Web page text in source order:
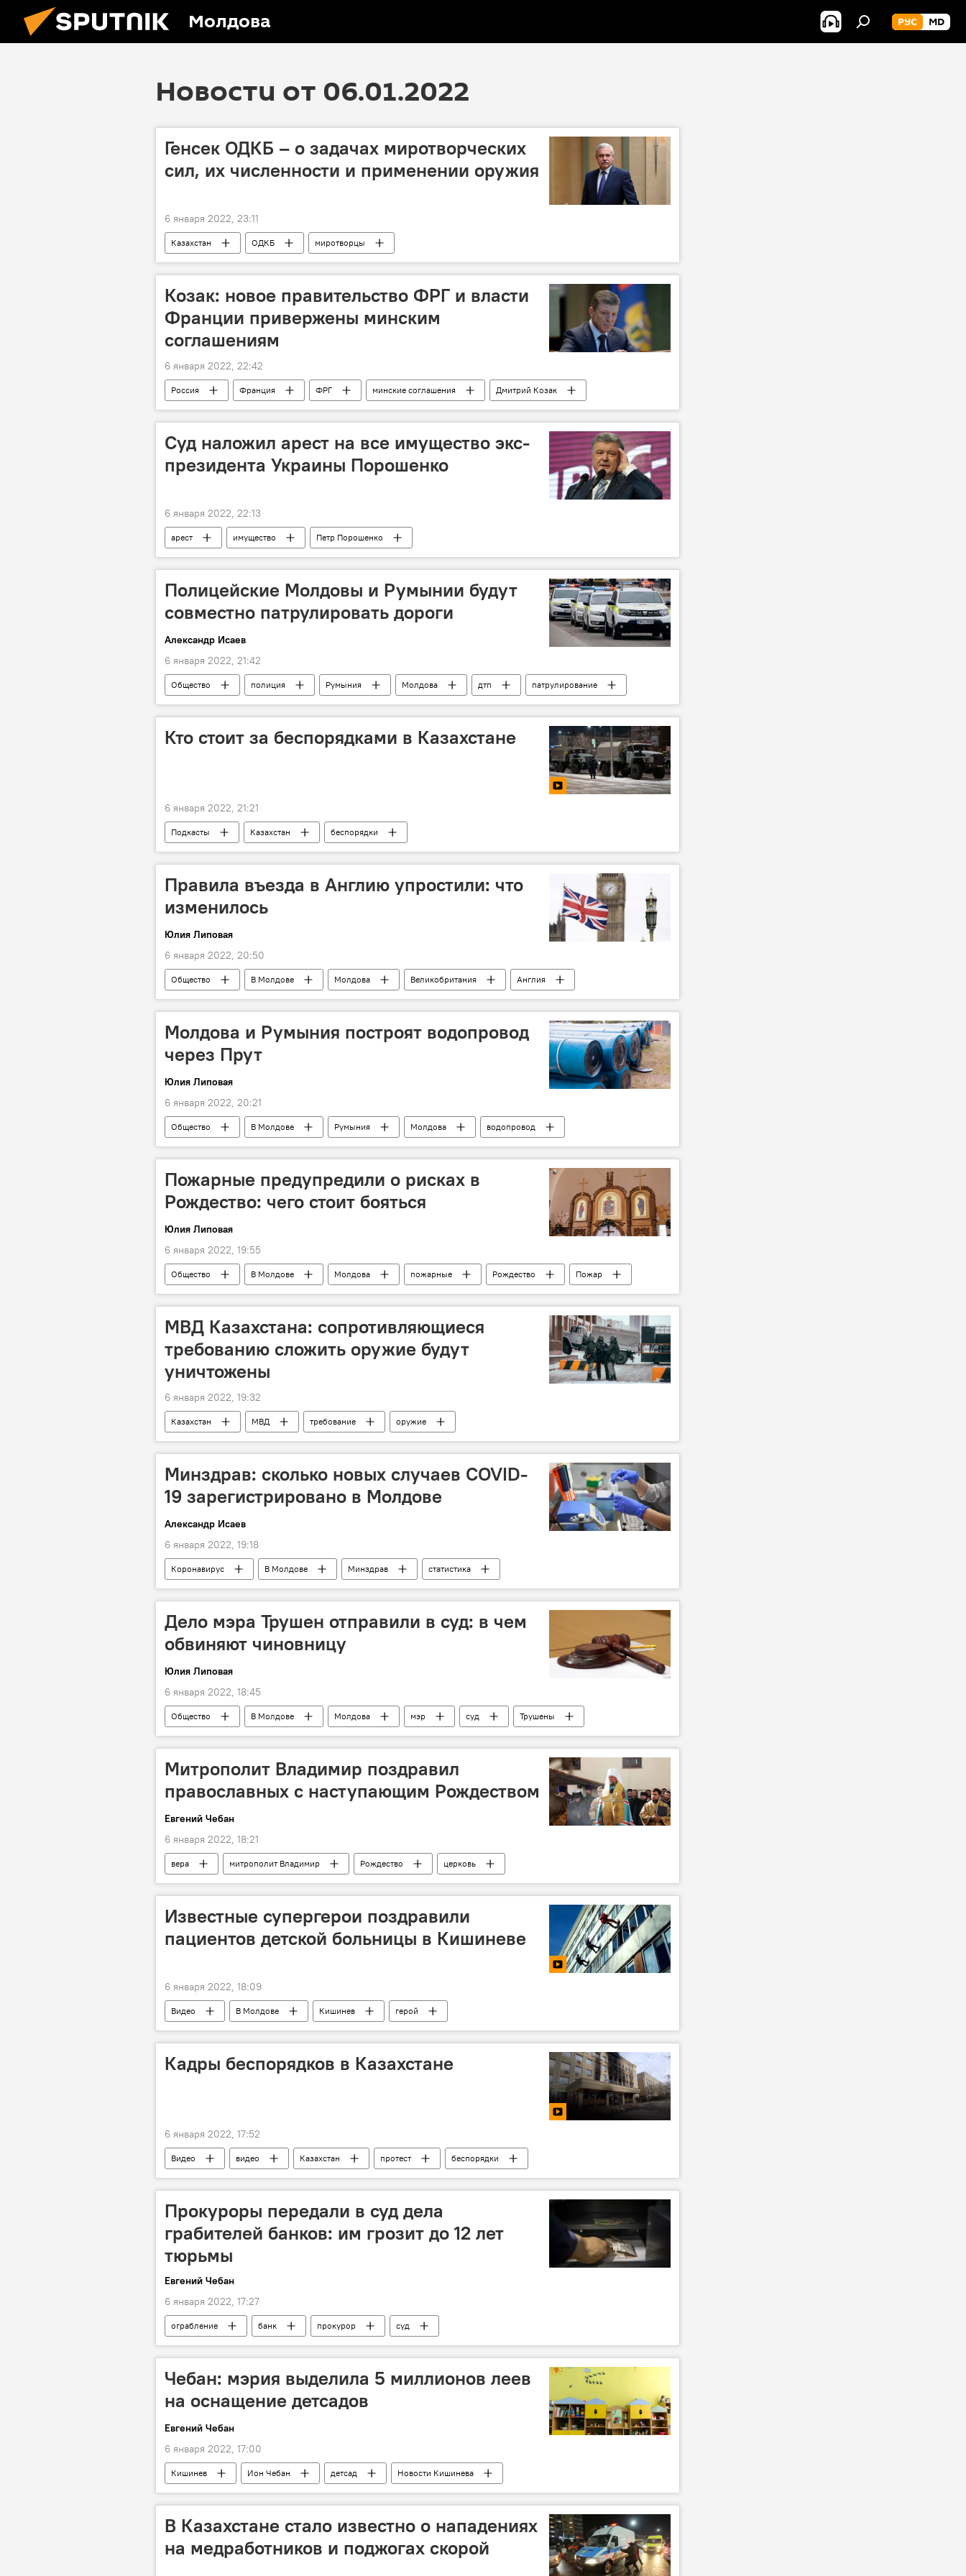
Молдова РУС MD
Новости от 06.01.2022
Генсек ОДКБ – о задачах миротворческих
сил, их численности и применении оружия
6 января 2022, 23:11
Казахстан ОДКБ миротворцы
Козак: новое правительство ФРГ и власти
Франции привержены минским
соглашениям
6 января 2022, 22:42
Россия Франция ФРГ минские соглашения Дмитрий Козак
Суд наложил арест на все имущество экс-
президента Украины Порошенко
6 января 2022, 22:13
арест имущество Петр Порошенко
Полицейские Молдовы и Румынии будут
совместно патрулировать дороги
Александр Исаев
6 января 2022, 21:42
Общество полиция Румыния Молдова дтп патрулирование
Кто стоит за беспорядками в Казахстане
6 января 2022, 21:21
Подкасты Казахстан беспорядки
Правила въезда в Англию упростили: что
изменилось
Юлия Липовая
6 января 2022, 20:50
Общество В Молдове Молдова Великобритания Англия
Молдова и Румыния построят водопровод
через Прут
Юлия Липовая
6 января 2022, 20:21
Общество В Молдове Румыния Молдова водопровод
Пожарные предупредили о рисках в
Рождество: чего стоит бояться
Юлия Липовая
6 января 2022, 19:55
Общество В Молдове Молдова пожарные Рождество Пожар
МВД Казахстана: сопротивляющиеся
требованию сложить оружие будут
уничтожены
6 января 2022, 19:32
Казахстан МВД требование оружие
Минздрав: сколько новых случаев COVID-
19 зарегистрировано в Молдове
Александр Исаев
6 января 2022, 19:18
Коронавирус В Молдове Минздрав статистика
Дело мэра Трушен отправили в суд: в чем
обвиняют чиновницу
Юлия Липовая
6 января 2022, 18:45
Общество В Молдове Молдова мэр суд Трушены
Митрополит Владимир поздравил
православных с наступающим Рождеством
Евгений Чебан
6 января 2022, 18:21
вера митрополит Владимир Рождество церковь
Известные супергерои поздравили
пациентов детской больницы в Кишиневе
6 января 2022, 18:09
Видео В Молдове Кишинев герой
Кадры беспорядков в Казахстане
6 января 2022, 17:52
Видео видео Казахстан протест беспорядки
Прокуроры передали в суд дела
грабителей банков: им грозит до 12 лет
тюрьмы
Евгений Чебан
6 января 2022, 17:27
ограбление банк прокурор суд
Чебан: мэрия выделила 5 миллионов леев
на оснащение детсадов
Евгений Чебан
6 января 2022, 17:00
Кишинев Ион Чебан детсад Новости Кишинева
В Казахстане стало известно о нападениях
на медработников и поджогах скорой